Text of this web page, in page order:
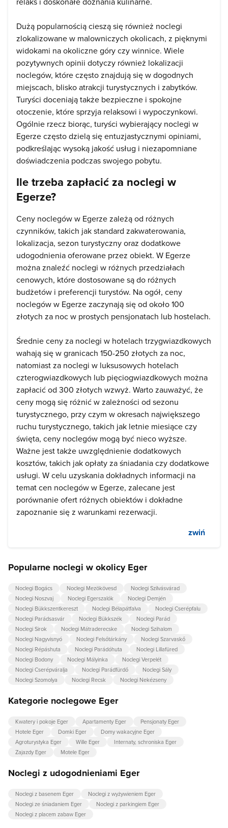
Dużą popularnością cieszą się również noclegi
zlokalizowane w malowniczych okolicach, z pięknymi
widokami na okoliczne góry czy winnice. Wiele
pozytywnych opinii dotyczy również lokalizacji
noclegów, które często znajdują się w dogodnych
miejscach, blisko atrakcji turystycznych i zabytków.
Turyści doceniają także bezpieczne i spokojne
otoczenie, które sprzyja relaksowi i wypoczynkowi.
Ogólnie rzecz biorąc, turyści wybierający noclegi w
Egerze często dzielą się entuzjastycznymi opiniami,
podkreślając wysoką jakość usług i niezapomniane
doświadczenia podczas swojego pobytu.
Ile trzeba zapłacić za noclegi w
Egerze?
Ceny noclegów w Egerze zależą od różnych
czynników, takich jak standard zakwaterowania,
lokalizacja, sezon turystyczny oraz dodatkowe
udogodnienia oferowane przez obiekt. W Egerze
można znaleźć noclegi w różnych przedziałach
cenowych, które dostosowane są do różnych
budżetów i preferencji turystów. Na ogół, ceny
noclegów w Egerze zaczynają się od około 100
złotych za noc w prostych pensjonatach lub hostelach.
Średnie ceny za noclegi w hotelach trzygwiazdkowych
wahają się w granicach 150-250 złotych za noc,
natomiast za noclegi w luksusowych hotelach
czterogwiazdkowych lub pięciogwiazdkowych można
zapłacić od 300 złotych wzwyż. Warto zauważyć, że
ceny mogą się różnić w zależności od sezonu
turystycznego, przy czym w okresach największego
ruchu turystycznego, takich jak letnie miesiące czy
święta, ceny noclegów mogą być nieco wyższe.
Ważne jest także uwzględnienie dodatkowych
kosztów, takich jak opłaty za śniadania czy dodatkowe
usługi. W celu uzyskania dokładnych informacji na
temat cen noclegów w Egerze, zalecane jest
porównanie ofert różnych obiektów i dokładne
zapoznanie się z warunkami rezerwacji.
zwiń
Popularne noclegi w okolicy Eger
Noclegi Bogács Noclegi Mezökövesd
Noclegi Szilvásvárad
Noclegi Noszvaj
Noclegi Egerszalók
Noclegi Demjén
Noclegi Bükkszentkereszt
Noclegi Bélapátfalva
Noclegi Cserépfalu
Noclegi Parádsasvár
Noclegi Bükkszék
Noclegi Parád
Noclegi Sirok
Noclegi Mátraderecske
Noclegi Szihalom
Noclegi Nagyvisnyó
Noclegi Felsőtárkány
Noclegi Szarvaskő
Noclegi Répáshuta
Noclegi Parádóhuta
Noclegi Lillafüred
Noclegi Bodony
Noclegi Mályinka
Noclegi Verpelét
Noclegi Cserépváralja
Noclegi Parádfürdő
Noclegi Sály
Noclegi Szomolya
Noclegi Recsk Noclegi Nekézseny
Kategorie noclegowe Eger
Kwatery i pokoje Eger Apartamenty Eger
Pensjonaty Eger
Hotele Eger
Domki Eger
Domy wakacyjne Eger
Agroturystyka Eger
Wille Eger
Internaty, schroniska Eger
Zajazdy Eger
Motele Eger
Noclegi z udogodnieniami Eger
Noclegi z basenem Eger
Noclegi z wyżywieniem Eger
Noclegi ze śniadaniem Eger
Noclegi z parkingiem Eger
Noclegi z placem zabaw Eger